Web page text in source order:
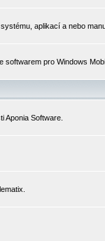
aplikací a nebo
softwarem pro Windows
Aponia Software.